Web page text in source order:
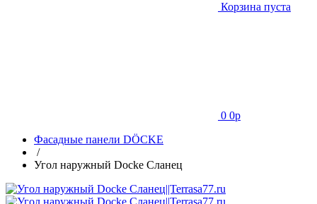
Корзина пуста
0 0p
Фасадные панели DÖCKE
/
Угол наружный Docke Сланец